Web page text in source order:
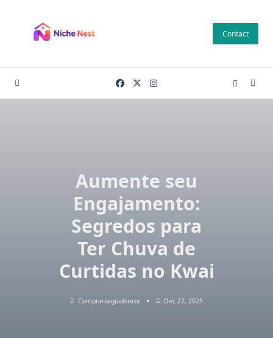
content
Contact
Aumente seu
Engajamento:
Segredos para
Ter Chuva de
Curtidas no Kwai
Comprarseguidoresx Dec 27, 2025